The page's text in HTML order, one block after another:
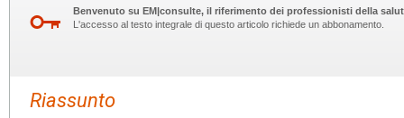
Benvenuto su EM|consulte, il riferimento dei professionisti della
L'accesso al testo integrale di questo articolo richiede un abbonamento.
Riassunto